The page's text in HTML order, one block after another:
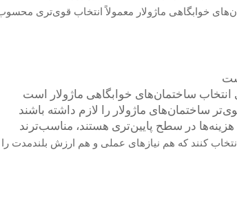
خوابگاهی ماژولار معمولاً انتخاب قوی‌تری
ساختمان‌های خوابگاهی ماژولار است
ساختمان‌های ماژولار را لازم داشته باشند
کنند که هم نیازهای عملی و هم ارزش بلندمدت را